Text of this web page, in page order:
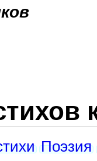
Поэзия